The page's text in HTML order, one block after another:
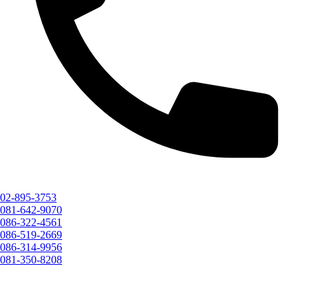
02-895-3753
081-642-9070
086-322-4561
086-519-2669
086-314-9956
081-350-8208